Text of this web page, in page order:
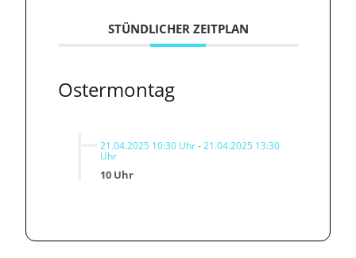
STÜNDLICHER ZEITPLAN
Ostermontag
21.04.2025 10:30 Uhr-21.04.2025 13:30
Uhr
10 Uhr